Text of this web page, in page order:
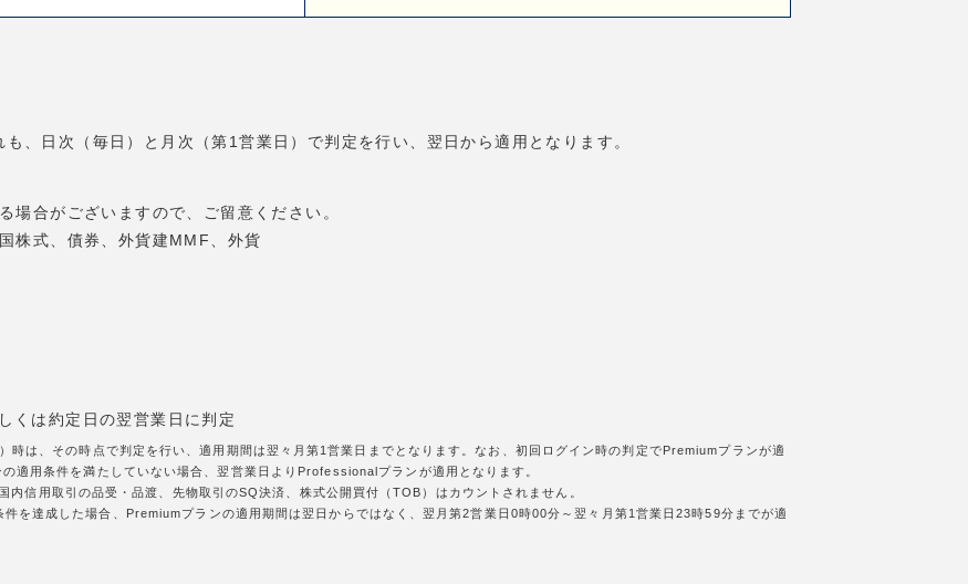
、日次（毎日）と月次（第1営業日）で判定を行い、翌日から適用となります。
場合がございますので、ご留意ください。
株式、債券、外貨建MMF、外貨
くは約定日の翌営業日に判定
は、その時点で判定を行い、適用期間は翌々月第1営業日までとなります。なお、初回ログイン時の判定でPremiumプランが適
適用条件を満たしていない場合、翌営業日よりProfessionalプランが適用となります。
信用取引の品受・品渡、先物取引のSQ決済、株式公開買付（TOB）はカウントされません。
を達成した場合、Premiumプランの適用期間は翌日からではなく、翌月第2営業日0時00分～翌々月第1営業日23時59分までが適